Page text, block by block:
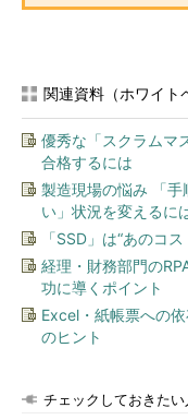
の2つのいずれかのリ
関連資料（ホワイト
優秀な「スクラムマ
合格するには
製造現場の悩み 「
い」状況を変えるに
「SSD」は“あのコ
経理・財務部門の
功に導くポイント
Excel・紙帳票への
のヒント
チェックしておきた